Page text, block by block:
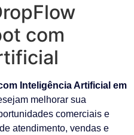
com
Inteligência Artificial em
melhorar sua
comerciais e
atendimento, vendas e